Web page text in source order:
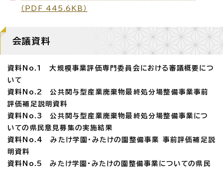
（PDF 445.6KB）
会議資料
資料No.1 大規模事業評価専門委員会における審議概要につ
いて
資料No.2 公共関与型産業廃棄物最終処分場整備事業事前
評価補足説明資料
資料No.3 公共関与型産業廃棄物最終処分場整備事業につ
いての県民意見募集の実施結果
資料No.4 みたけ学園・みたけの園整備事業 事前評価補足説
明資料
資料No.5 みたけ学園・みたけの園整備事業についての県民